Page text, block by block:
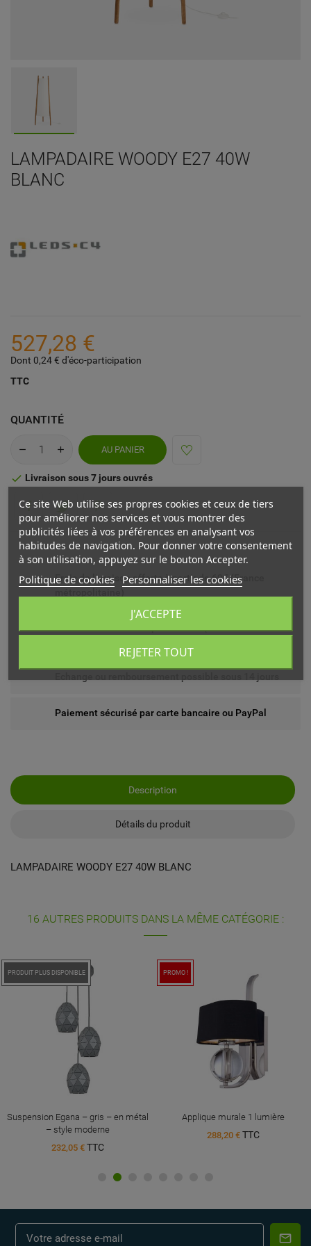
LAMPADAIRE WOODY E27 40W
BLANC
527,28 €
Dont 0,24 € d'éco-participation
TTC
QUANTITÉ
AU PANIER
 Livraison sous 7 jours ouvrés
Frais de livraison offerts à partir de 69€ (France
Livré chez vous ou en point relais (France
Paiement sécurisé par carte bancaire ou PayPal
Description
Détails du produit
LAMPADAIRE WOODY E27 40W BLANC
16 AUTRES PRODUITS DANS LA MÊME CATÉGORIE :
PRODUIT PLUS DISPONIBLE
Suspension Egana – gris – en métal
– style moderne
232,05 € TTC
PROMO !
Applique murale 1 lumière
288,20 € TTC
Ce site Web utilise ses propres cookies et ceux de tiers
pour améliorer nos services et vous montrer des
publicités liées à vos préférences en analysant vos
habitudes de navigation. Pour donner votre consentement
à son utilisation, appuyez sur le bouton Accepter.
Politique de cookies Personnaliser les cookies
REJETER TOUT
J'ACCEPTE